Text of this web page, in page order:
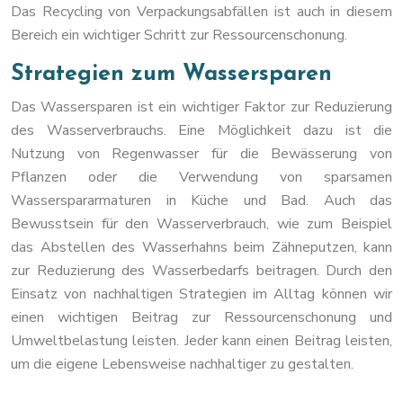
Das Recycling von Verpackungsabfällen ist auch in diesem
Bereich ein wichtiger Schritt zur Ressourcenschonung.
Strategien zum Wassersparen
Das Wassersparen ist ein wichtiger Faktor zur Reduzierung
des Wasserverbrauchs. Eine Möglichkeit dazu ist die
Nutzung von Regenwasser für die Bewässerung von
Pflanzen oder die Verwendung von sparsamen
Wasserspararmaturen in Küche und Bad. Auch das
Bewusstsein für den Wasserverbrauch, wie zum Beispiel
das Abstellen des Wasserhahns beim Zähneputzen, kann
zur Reduzierung des Wasserbedarfs beitragen. Durch den
Einsatz von nachhaltigen Strategien im Alltag können wir
einen wichtigen Beitrag zur Ressourcenschonung und
Umweltbelastung leisten. Jeder kann einen Beitrag leisten,
um die eigene Lebensweise nachhaltiger zu gestalten.